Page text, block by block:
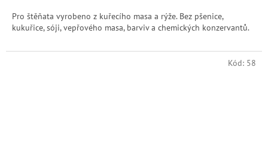
Pro štěňata vyrobeno z kuřecího masa a rýže. Bez pšenice,
kukuřice, sóji, vepřového masa, barviv a chemických konzervantů.
Kód: 58